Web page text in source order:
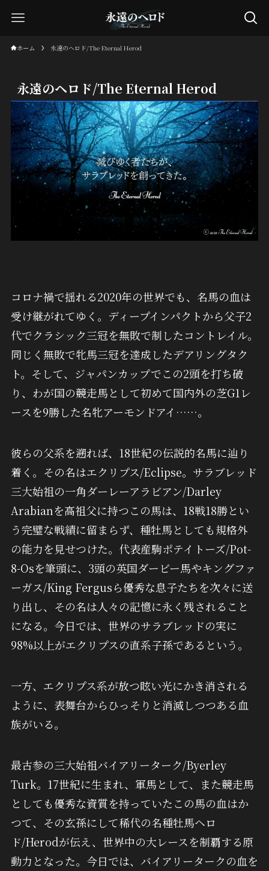
ホーム 永遠のヘロド/The Eternal Herod
永遠のヘロド/The Eternal Herod
コロナ禍で揺れる2020年の世界でも、名馬の血は
受け継がれてゆく。ディープインパクトから父子2
代でクラシック三冠を無敗で制したコントレイル。
同じく無敗で牝馬三冠を達成したデアリングタク
ト。そして、ジャパンカップでこの2頭を打ち破
り、わが国の競走馬として初めて国内外の芝G1レ
ースを9勝した名牝アーモンドアイ……。
彼らの父系を遡れば、18世紀の伝説的名馬に辿り
着く。その名はエクリプス/Eclipse。サラブレッド
三大始祖の一角ダーレーアラビアン/Darley
Arabianを高祖父に持つこの馬は、18戦18勝とい
う完璧な戦績に留まらず、種牡馬としても規格外
の能力を見せつけた。代表産駒ポテイトーズ/Pot-
8-Osを筆頭に、3頭の英国ダービー馬やキングファ
ーガス/King Fergusら優秀な息子たちを次々に送
り出し、その名は人々の記憶に永く残されること
になる。今日では、世界のサラブレッドの実に
98%以上がエクリプスの直系子孫であるという。
一方、エクリプス系が放つ眩い光にかき消される
ように、表舞台からひっそりと消滅しつつある血
族がいる。
最古参の三大始祖バイアリーターク/Byerley
Turk。17世紀に生まれ、軍馬として、また競走馬
としても優秀な資質を持っていたこの馬の血はか
つて、その玄孫にして稀代の名種牡馬ヘロ
ド/Herodが伝え、世界中の大レースを制覇する原
動力となった。今日では、バイアリータークの血を